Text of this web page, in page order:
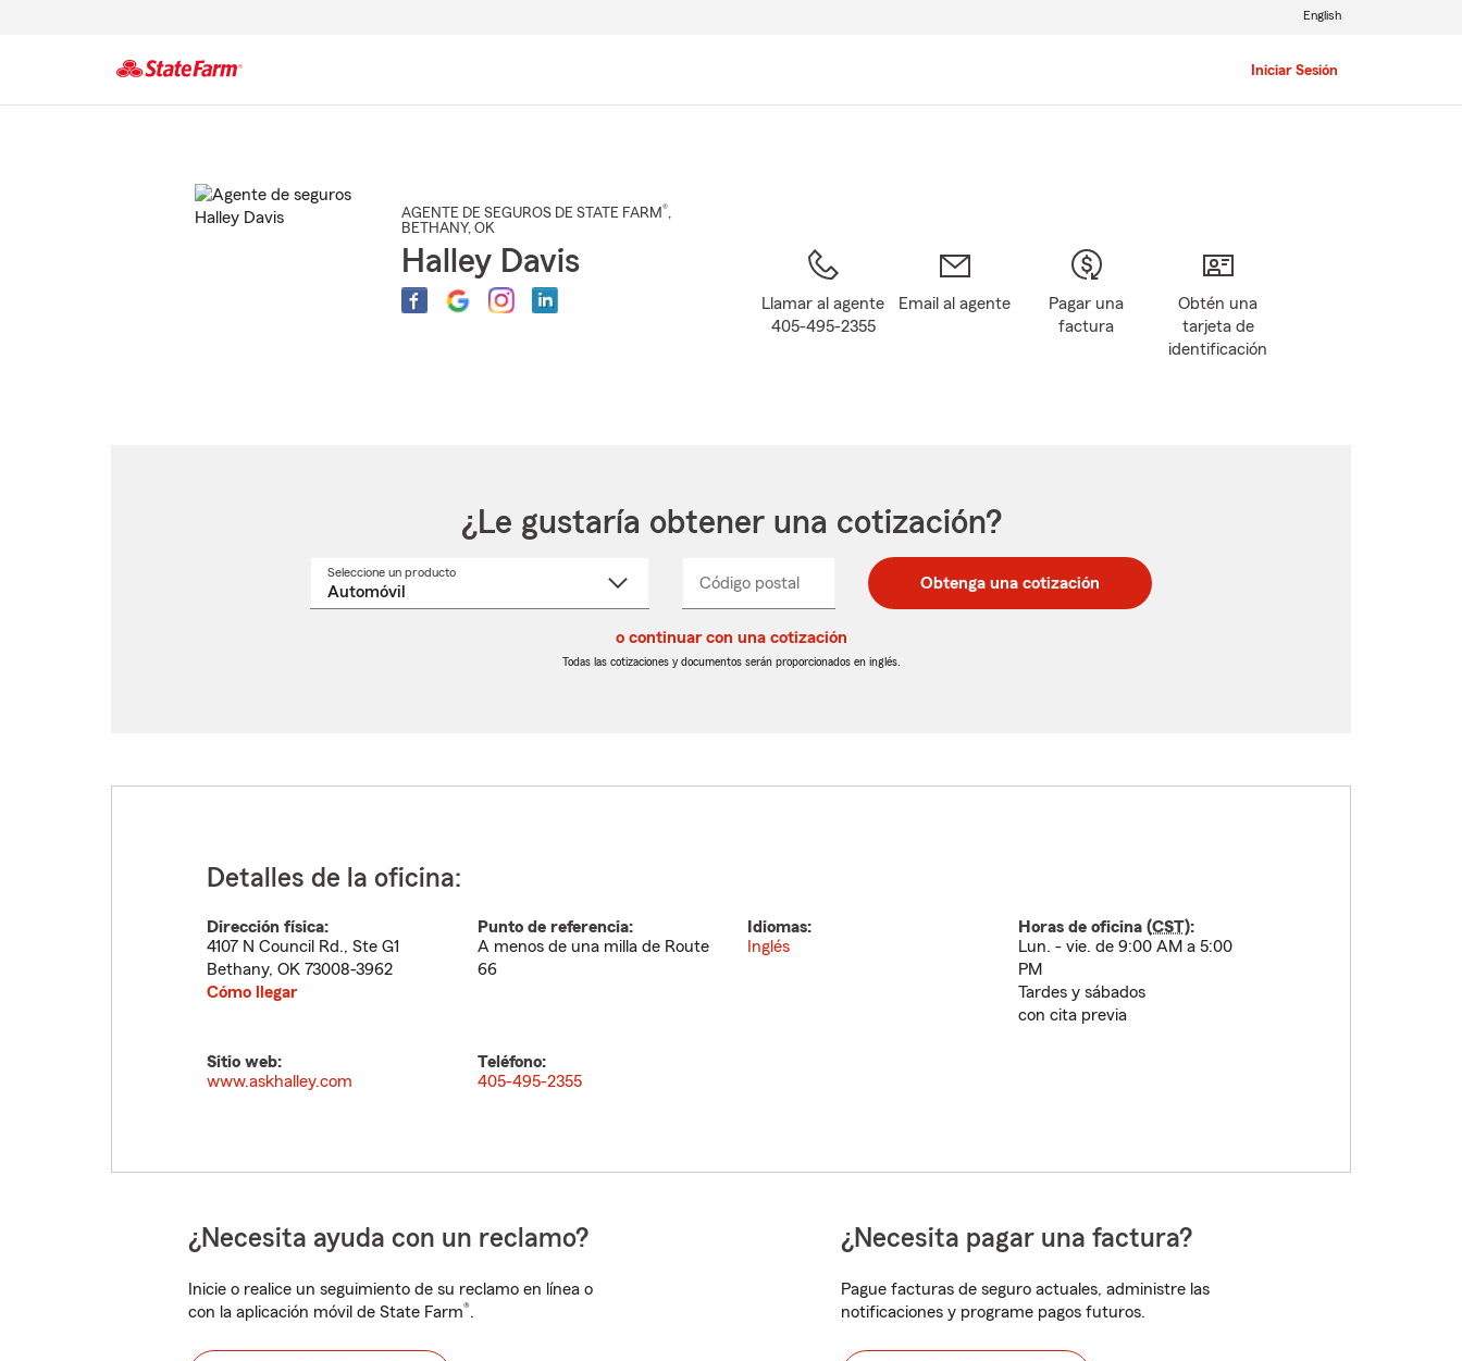
Iniciar Sesión
English
AGENTE DE SEGUROS DE STATE FARM®,
BETHANY, OK
Halley Davis
Llamar al agente
405-495-2355
Email al agente
Pagar una
factura
Obtén una
tarjeta de
identificación
¿Le gustaría obtener una cotización?
Seleccione un productoSeleccione
Código postal
postal
de
postal
de
_____ Obtenga una cotización
o continuar con una cotización
Todas las cotizaciones y documentos serán proporcionados en inglés.
Detalles de la oficina:
Dirección física:
4107 N Council Rd., Ste G1
Bethany, OK 73008-3962
Cómo llegar
Punto de referencia:
A menos de una milla de Route
66
Idiomas:
Inglés
Horas de oficina (CST):
Lun. - vie. de 9:00 AM a 5:00
PM
Tardes y sábados
con cita previa
Sitio web:
www.askhalley.com
Teléfono:
405-495-2355
¿Necesita ayuda con un reclamo?
Inicie o realice un seguimiento de su reclamo en línea o
con la aplicación móvil de State Farm®.
¿Necesita pagar una factura?
Pague facturas de seguro actuales, administre las
notificaciones y programe pagos futuros.